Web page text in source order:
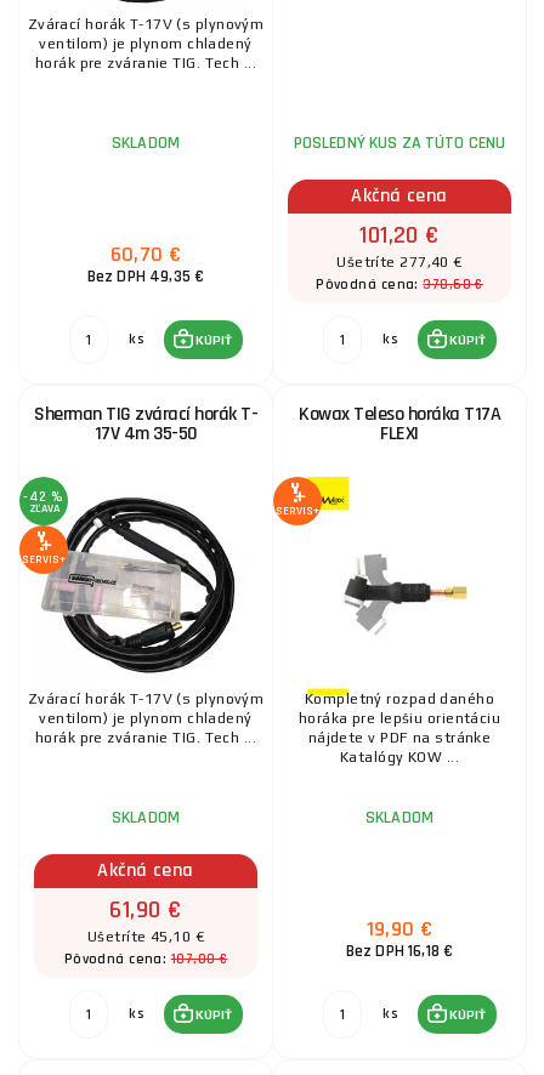
Zvárací horák T-17V (s plynovým
ventilom) je plynom chladený
horák pre zváranie TIG. Tech ...
SKLADOM
60,70 €
Bez DPH 49,35 €
ks KÚPIŤ
POSLEDNÝ KUS ZA TÚTO CENU
Akčná cena
101,20 €
Ušetríte 277,40 €
Pôvodná cena:378,60 €
ks KÚPIŤ
Sherman TIG zvárací horák T-
17V 4m 35-50
-42 %
ZĽAVA
SERVIS+
Zvárací horák T-17V (s plynovým
ventilom) je plynom chladený
horák pre zváranie TIG. Tech ...
SKLADOM
Akčná cena
61,90 €
Ušetríte 45,10 €
Pôvodná cena:107,00 €
ks KÚPIŤ
Kowax Teleso horáka T17A
FLEXI
SERVIS+
Kompletný rozpad daného
horáka pre lepšiu orientáciu
nájdete v PDF na stránke
Katalógy KOW ...
SKLADOM
19,90 €
Bez DPH 16,18 €
ks KÚPIŤ